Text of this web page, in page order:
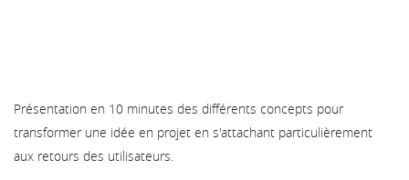
Présentation en 10 minutes des différents concepts pour
transformer une idée en projet en s'attachant particulièrement
aux retours des utilisateurs.